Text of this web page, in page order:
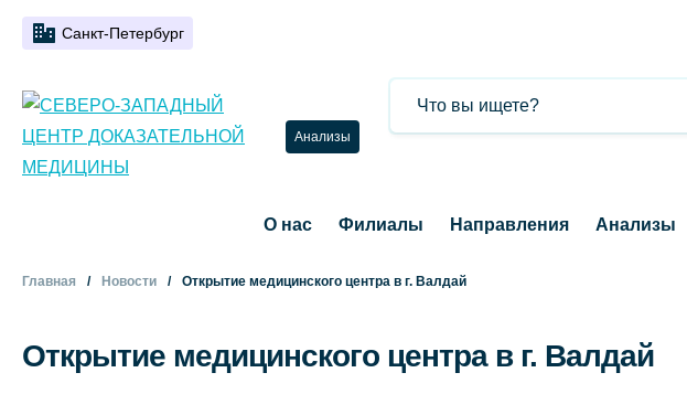
Санкт-Петербург
Анализы
О нас Филиалы Направления Анализы
Главная Новости Открытие медицинского центра в г. Валдай
Открытие медицинского центра в г. Валдай